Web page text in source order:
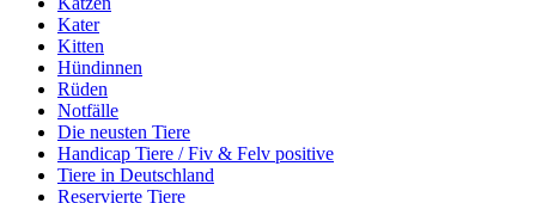
Kater
Kitten
Hündinnen
Rüden
Notfälle
Die neusten Tiere
Handicap Tiere / Fiv & Felv positive
Tiere in Deutschland
Reservierte Tiere